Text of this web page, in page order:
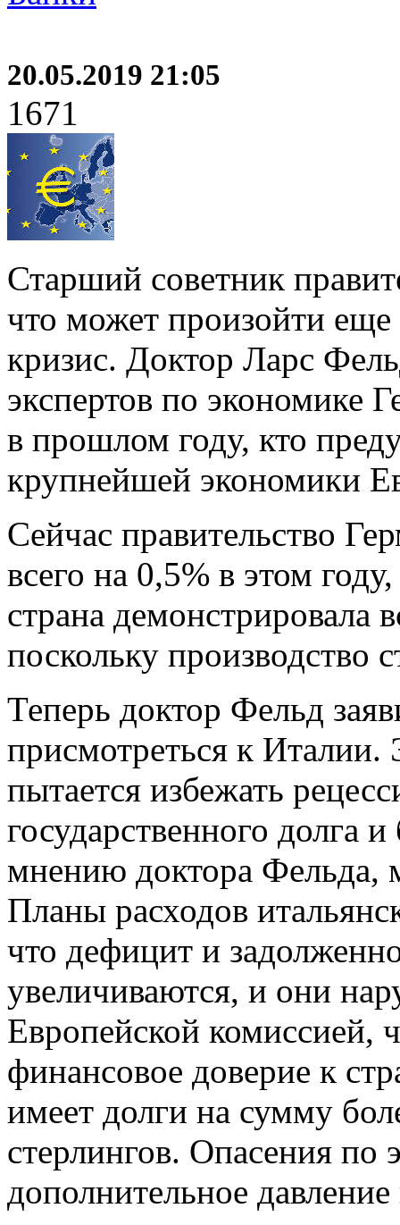
20.05.2019 21:05
1671
Старший советник
что может произойти
кризис. Доктор Ларс
экспертов по экономике
в прошлом году, кто
крупнейшей экономики
Сейчас правительство
всего на 0,5% в этом
страна демонстрировала
поскольку производство
Теперь доктор Фельд
присмотреться к Италии.
пытается избежать
государственного долга
мнению доктора Фельда,
Планы расходов
что дефицит и
увеличиваются, и они
Европейской комиссией,
финансовое доверие к
имеет долги на сумму
стерлингов. Опасения по
дополнительное